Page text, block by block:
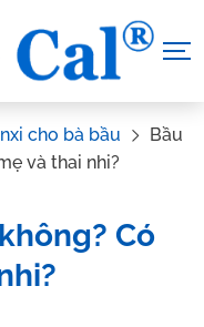
cho bà bầu
Bầu
và thai nhi?
Có